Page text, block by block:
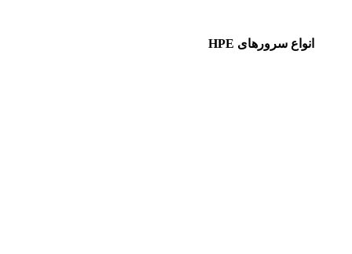
انواع سرورهای HPE